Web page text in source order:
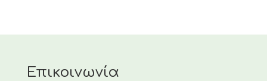
Επικοινωνία